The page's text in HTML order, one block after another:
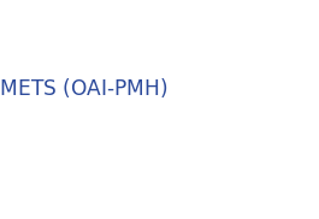
METS (OAI-PMH)